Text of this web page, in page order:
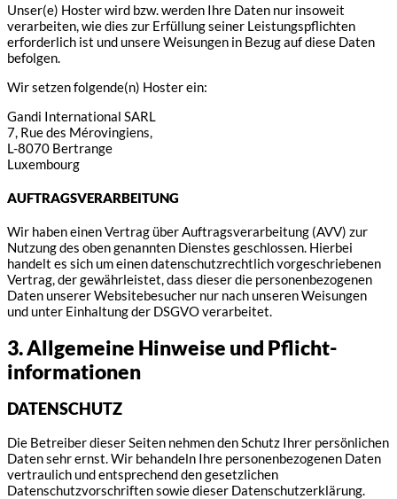
Unser(e) Hoster wird bzw. werden Ihre Daten nur insoweit
verarbeiten, wie dies zur Erfüllung seiner Leistungspflichten
erforderlich ist und unsere Weisungen in Bezug auf diese Daten
befolgen.
Wir setzen folgende(n) Hoster ein:
Gandi International SARL
7, Rue des Mérovingiens,
L-8070 Bertrange
Luxembourg
AUFTRAGSVERARBEITUNG
Wir haben einen Vertrag über Auftragsverarbeitung (AVV) zur
Nutzung des oben genannten Dienstes geschlossen. Hierbei
handelt es sich um einen datenschutzrechtlich vorgeschriebenen
Vertrag, der gewährleistet, dass dieser die personenbezogenen
Daten unserer Websitebesucher nur nach unseren Weisungen
und unter Einhaltung der DSGVO verarbeitet.
3. Allgemeine Hinweise und Pflicht­
informationen
DATENSCHUTZ
Die Betreiber dieser Seiten nehmen den Schutz Ihrer persönlichen
Daten sehr ernst. Wir behandeln Ihre personenbezogenen Daten
vertraulich und entsprechend den gesetzlichen
Datenschutzvorschriften sowie dieser Datenschutzerklärung.